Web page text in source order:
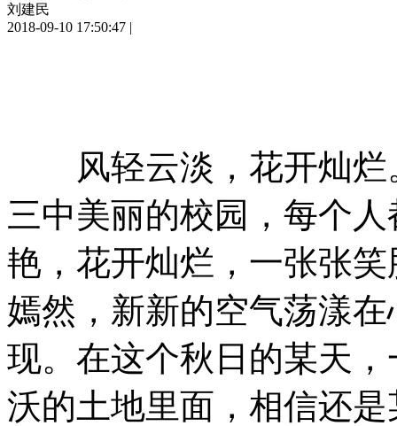
刘建民
2018-09-10 17:50:47 |
风轻云淡，花开灿烂
三中美丽的校园，每个
艳，花开灿烂，一张张
嫣然，新新的空气荡漾
现。在这个秋日的某天
沃的土地里面，相信还